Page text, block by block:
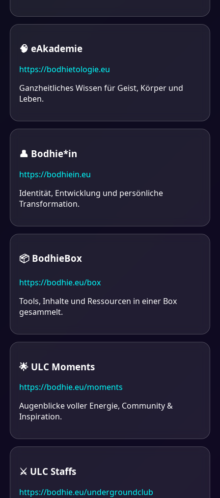
🧠 eAkademie
https://bodhietologie.eu
Ganzheitliches Wissen für Geist, Körper und
Leben.
👤 Bodhie*in
https://bodhiein.eu
Identität, Entwicklung und persönliche
Transformation.
📦 BodhieBox
https://bodhie.eu/box
Tools, Inhalte und Ressourcen in einer Box
gesammelt.
🌟 ULC Moments
https://bodhie.eu/moments
Augenblicke voller Energie, Community &
Inspiration.
⚔ ULC Staffs
https://bodhie.eu/undergroundclub